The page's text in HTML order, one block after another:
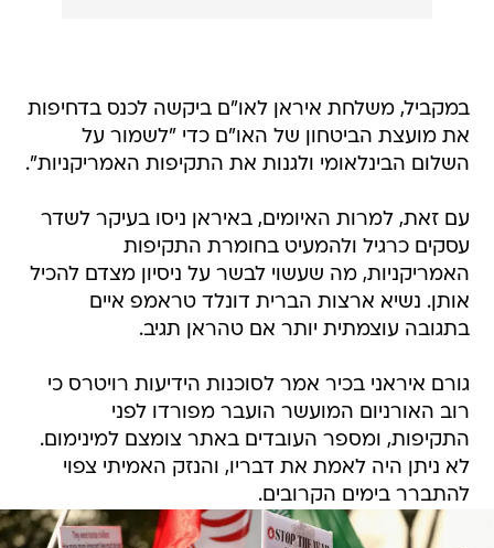
במקביל, משלחת איראן לאו"ם ביקשה לכנס בדחיפות
את מועצת הביטחון של האו"ם כדי "לשמור על
השלום הבינלאומי ולגנות את התקיפות האמריקניות".
עם זאת, למרות האיומים, באיראן ניסו בעיקר לשדר
עסקים כרגיל ולהמעיט בחומרת התקיפות
האמריקניות, מה שעשוי לבשר על ניסיון מצדם להכיל
אותן. נשיא ארצות הברית דונלד טראמפ איים
בתגובה עוצמתית יותר אם טהראן תגיב.
גורם איראני בכיר אמר לסוכנות הידיעות רויטרס כי
רוב האורניום המועשר הועבר מפורדו לפני
התקיפות, ומספר העובדים באתר צומצם למינימום.
לא ניתן היה לאמת את דבריו, והנזק האמיתי צפוי
להתברר בימים הקרובים.